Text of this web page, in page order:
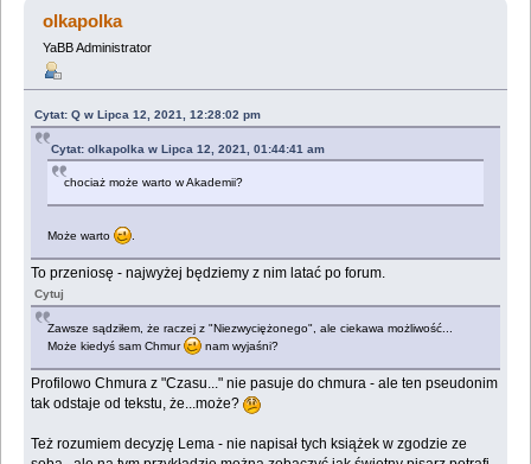
olkapolka
YaBB Administrator
Cytat: Q w Lipca 12, 2021, 12:28:02 pm
Cytat: olkapolka w Lipca 12, 2021, 01:44:41 am
chociaż może warto w Akademii?
Może warto .
To przeniosę - najwyżej będziemy z nim latać po forum.
Cytuj
Zawsze sądziłem, że raczej z "Niezwyciężonego", ale ciekawa możliwość...
Może kiedyś sam Chmur
nam wyjaśni?
Profilowo Chmura z "Czasu..." nie pasuje do chmura - ale ten pseudonim
tak odstaje od tekstu, że...może?
Też rozumiem decyzję Lema - nie napisał tych książek w zgodzie ze